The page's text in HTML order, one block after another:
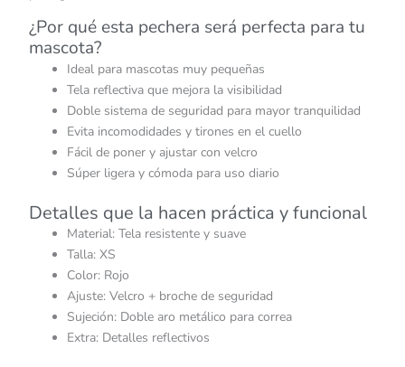
¿Por qué esta pechera será perfecta para tu
mascota?
Ideal para mascotas muy pequeñas
Tela reflectiva que mejora la visibilidad
Doble sistema de seguridad para mayor tranquilidad
Evita incomodidades y tirones en el cuello
Fácil de poner y ajustar con velcro
Súper ligera y cómoda para uso diario
Detalles que la hacen práctica y funcional
Material: Tela resistente y suave
Talla: XS
Color: Rojo
Ajuste: Velcro + broche de seguridad
Sujeción: Doble aro metálico para correa
Extra: Detalles reflectivos